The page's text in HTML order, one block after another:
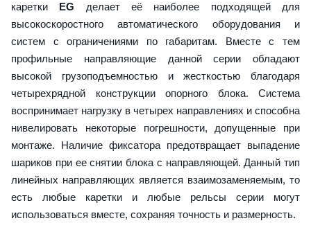
каретки EG делает её наиболее подходящей для
высокоскоростного автоматического оборудования и
систем с ограничениями по габаритам. Вместе с тем
профильные направляющие данной серии обладают
высокой грузоподъемностью и жесткостью благодаря
четырехрядной конструкции опорного блока. Система
воспринимает нагрузку в четырех направлениях и способна
нивелировать некоторые погрешности, допущенные при
монтаже. Наличие фиксатора предотвращает выпадение
шариков при ее снятии блока с направляющей. Данный тип
линейных направляющих является взаимозаменяемым, то
есть любые каретки и любые рельсы серии могут
использоваться вместе, сохраняя точность и размерность.